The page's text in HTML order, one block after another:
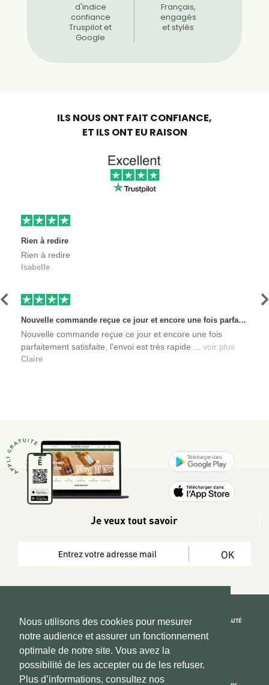
Nous utilisons des cookies pour mesurer
notre audience et assurer un fonctionnement
optimale de notre site. Vous avez la
possibilité de les accepter ou de les refuser.
Plus d’informations, consultez nos
d'indice
confiance
Truspilot et
Google
Français,
engagés
et stylés
ILS NOUS ONT FAIT CONFIANCE,
ET ILS ONT EU RAISON
Rien à redire
Rien à redire
Isabelle
Nouvelle commande reçue ce jour et encore une fois parfaitement satisfaite, l'envoi est très rapide et les produits sont toujours conditionnés de manière personnalisés. L'avantage de commander auprès de créateurs indépendants.
Nouvelle commande reçue ce jour et encore une fois
parfaitement satisfaite, l'envoi est très rapide ... voir plus
Claire
Précédent
Je veux tout savoir
OK
Copyright 2026 © www.hadeen-place.fr
Based on Kate&You MarketPlace’ solution
REJOIGNEZ LA COMMUNAUTÉ